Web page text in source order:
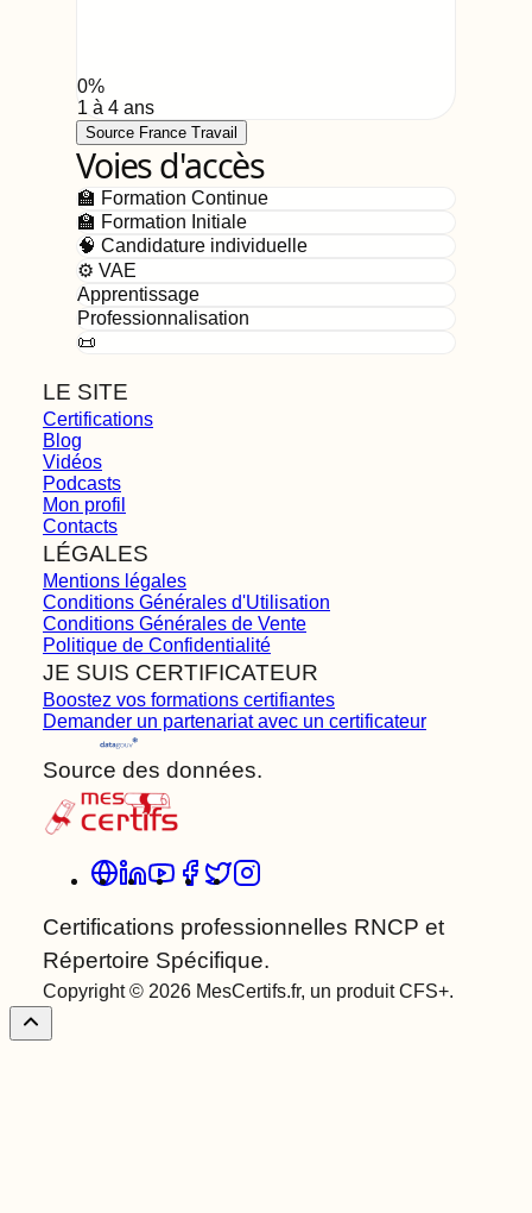
0%
1 à 4 ans
Source France Travail
Voies d'accès
🏫 Formation Continue
🏫 Formation Initiale
🧠 Candidature individuelle
⚙️ VAE
Apprentissage
Professionnalisation
📜
LE SITE
Certifications
Blog
Vidéos
Podcasts
Mon profil
Contacts
LÉGALES
Mentions légales
Conditions Générales d'Utilisation
Conditions Générales de Vente
Politique de Confidentialité
JE SUIS CERTIFICATEUR
Boostez vos formations certifiantes
Demander un partenariat avec un certificateur
Source des données.
Certifications professionnelles RNCP et
Répertoire Spécifique.
Copyright © 2026 MesCertifs.fr, un produit CFS+.